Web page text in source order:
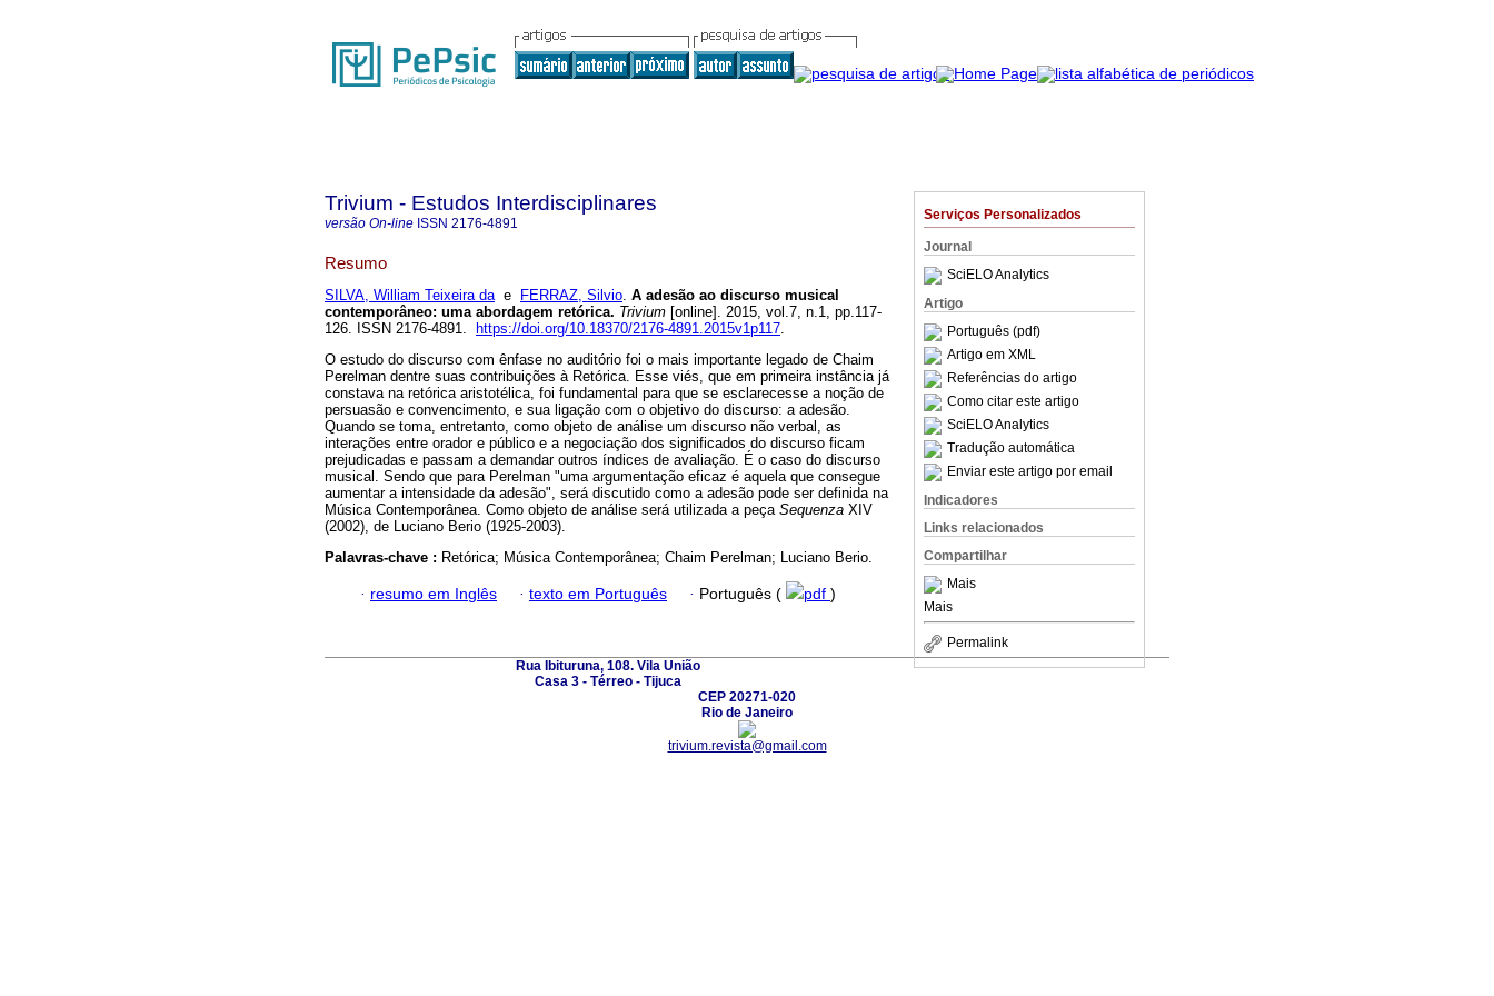
Serviços Personalizados
Journal
SciELO Analytics
Artigo
Português (pdf)
Artigo em XML
Referências do artigo
Como citar este artigo
SciELO Analytics
Tradução automática
Enviar este artigo por email
Indicadores
Links relacionados
Compartilhar
Mais
Mais
Permalink
Trivium - Estudos Interdisciplinares
versão On-line ISSN 2176-4891
Resumo
SILVA, William Teixeira dae FERRAZ, Silvio. A adesão ao discurso musical
contemporâneo: uma abordagem retórica. Trivium [online]. 2015, vol.7, n.1, pp.117-
126. ISSN 2176-4891.
https://doi.org/10.18370/2176-4891.2015v1p117.
O estudo do discurso com ênfase no auditório foi o mais importante legado de Chaim
Perelman dentre suas contribuições à Retórica. Esse viés, que em primeira instância já
constava na retórica aristotélica, foi fundamental para que se esclarecesse a noção de
persuasão e convencimento, e sua ligação com o objetivo do discurso: a adesão.
Quando se toma, entretanto, como objeto de análise um discurso não verbal, as
interações entre orador e público e a negociação dos significados do discurso ficam
prejudicadas e passam a demandar outros índices de avaliação. É o caso do discurso
musical. Sendo que para Perelman "uma argumentação eficaz é aquela que consegue
aumentar a intensidade da adesão", será discutido como a adesão pode ser definida na
Música Contemporânea. Como objeto de análise será utilizada a peça Sequenza XIV
(2002), de Luciano Berio (1925-2003).
Palavras-chave : Retórica; Música Contemporânea; Chaim Perelman; Luciano Berio.
· resumo em Inglês · texto em Português · Português ( pdf )
Rua Ibituruna, 108. Vila União
Casa 3 - Térreo - Tijuca
CEP 20271-020
Rio de Janeiro
trivium.revista@gmail.com